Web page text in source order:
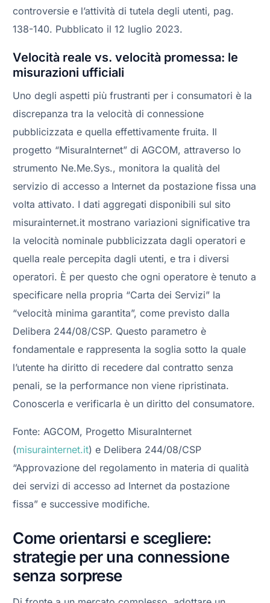
controversie e l’attività di tutela degli utenti, pag.
138-140. Pubblicato il 12 luglio 2023.
Velocità reale vs. velocità promessa: le
misurazioni ufficiali
Uno degli aspetti più frustranti per i consumatori è la
discrepanza tra la velocità di connessione
pubblicizzata e quella effettivamente fruita. Il
progetto “MisuraInternet” di AGCOM, attraverso lo
strumento Ne.Me.Sys., monitora la qualità del
servizio di accesso a Internet da postazione fissa una
volta attivato. I dati aggregati disponibili sul sito
misurainternet.it mostrano variazioni significative tra
la velocità nominale pubblicizzata dagli operatori e
quella reale percepita dagli utenti, e tra i diversi
operatori. È per questo che ogni operatore è tenuto a
specificare nella propria “Carta dei Servizi” la
“velocità minima garantita”, come previsto dalla
Delibera 244/08/CSP. Questo parametro è
fondamentale e rappresenta la soglia sotto la quale
l’utente ha diritto di recedere dal contratto senza
penali, se la performance non viene ripristinata.
Conoscerla e verificarla è un diritto del consumatore.
Fonte: AGCOM, Progetto MisuraInternet
(misurainternet.it) e Delibera 244/08/CSP
“Approvazione del regolamento in materia di qualità
dei servizi di accesso ad Internet da postazione
fissa” e successive modifiche.
Come orientarsi e scegliere:
strategie per una connessione
senza sorprese